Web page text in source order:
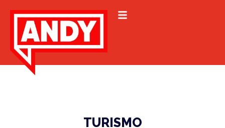
TURISMO